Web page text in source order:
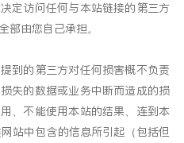
定访问任何与本站链接的第三方
部由您自己承担。
的第三方对任何损害概不负责
失的数据或业务中断而造成的损
、不能使用本站的结果、连到本
站中包含的信息所引起（包括但